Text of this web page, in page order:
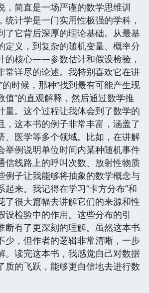
，简直是一场严谨的数学思维训
统计学是一门实用性极强的学科，
了它背后深厚的理论基础。从最基
定义，到复杂的随机变量、概率分
的核心——参数估计和假设检验，
常详尽的论述。我特别喜欢它在讲
的时候，那种“找到最有可能产生现
值”的直观解释，然后通过数学推
量。这个过程让我体会到了数学的
，这本书的例子非常丰富，涵盖了
、医学等多个领域。比如，在讲解
举例说明单位时间内某种随机事件
信线路上的呼叫次数、放射性物质
例子让我能够将抽象的数学概念与
起来。我记得在学习“卡方分布”和
了很大篇幅去讲解它们的来源和性
设检验中的作用。这些分布的引
断有了更深刻的理解。虽然这本书
少，但作者的逻辑非常清晰，一步
。读完这本书，我感觉自己对数据
质的飞跃，能够更自信地去进行数